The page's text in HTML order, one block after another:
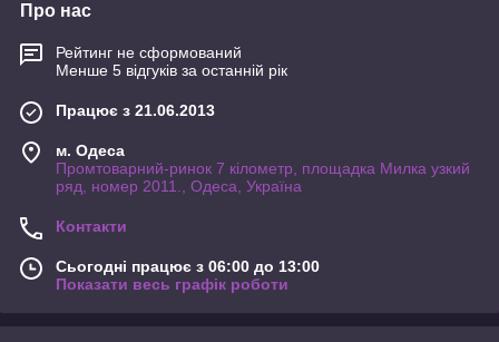
Про нас
Рейтинг не сформований
Менше 5 відгуків за останній рік
Працює з 21.06.2013
м. Одеса
Промтоварний-ринок 7 кілометр, площадка Милка узкий
ряд, номер 2011., Одеса, Україна
Контакти
Сьогодні працює з 06:00 до 13:00
Показати весь графік роботи